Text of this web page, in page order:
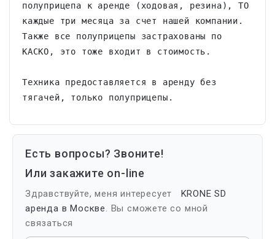
полуприцепа к аренде (ходовая, резина), ТО
каждые три месяца за счет нашей компании.
Также все полуприцепы застрахованы по
КАСКО, это тоже входит в стоимость.
Техника предоставляется в аренду без
тягачей, только полуприцепы.
Есть вопросы? Звоните!
Или закажите on-line
Здравствуйте, меня интересует
KRONE SD
аренда в Москве. Вы сможете со мной
связаться